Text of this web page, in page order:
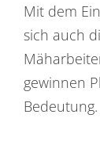
Mit dem
sich auch
gewinnen
Bedeutung.